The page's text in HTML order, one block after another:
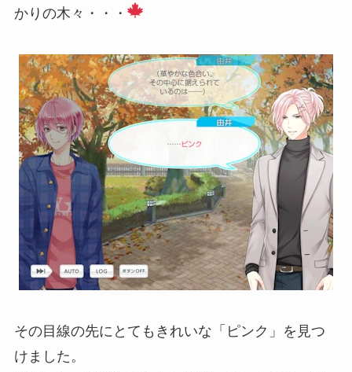
かりの木々・・・
その目線の先にとてもきれいな「ピンク」を見つ
けました。